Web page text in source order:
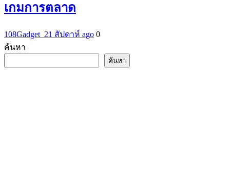
เกมการตลาด
108Gadget_21 สัปดาห์ ago 0
ค้นหา
ค้นหา